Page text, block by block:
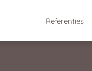
Referenties